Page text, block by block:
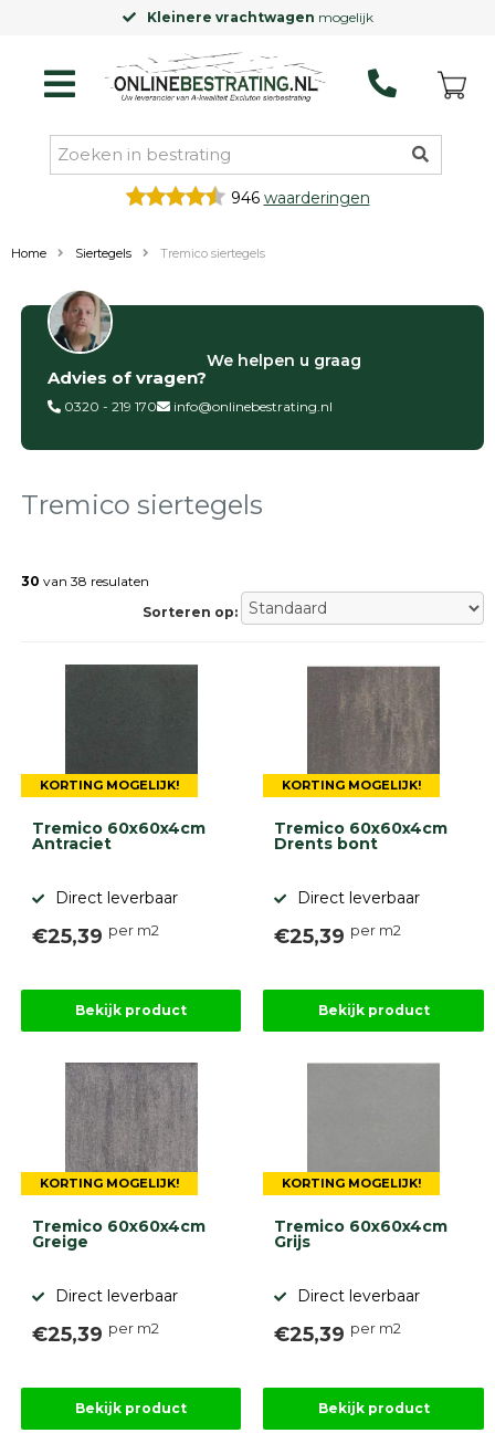
Kleinere vrachtwagen mogelijk
946 waarderingen
Home Siertegels Tremico siertegels
Filter op
Categorieën
Betontegels
tegels
Natuursteen
Terrastegels
Balkontegels
bestrating
Sierbestrating
bestrating
bestrating
Muurelementen
Straatklinkers
Opsluitbanden
Betonbanden
Palissades
Halfverharding
Afwatering
diversen
Beplantings
betonelementen
Overig
tuinproject
Advies of vragen?
We helpen u graag
0320 - 219 170 info@onlinebestrating.nl
Tremico siertegels
30 van 38 resulaten
Sorteren op:
KORTING MOGELIJK!
Tremico 60x60x4cm
Antraciet
Direct leverbaar
€25,39 per m2
Bekijk product
KORTING MOGELIJK!
Tremico 60x60x4cm
Drents bont
Direct leverbaar
€25,39 per m2
Bekijk product
KORTING MOGELIJK!
Tremico 60x60x4cm
Greige
Direct leverbaar
€25,39 per m2
Bekijk product
KORTING MOGELIJK!
Tremico 60x60x4cm
Grijs
Direct leverbaar
€25,39 per m2
Bekijk product